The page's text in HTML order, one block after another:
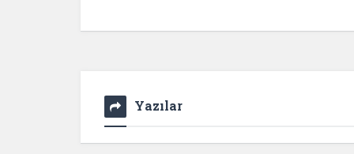
Yazılar